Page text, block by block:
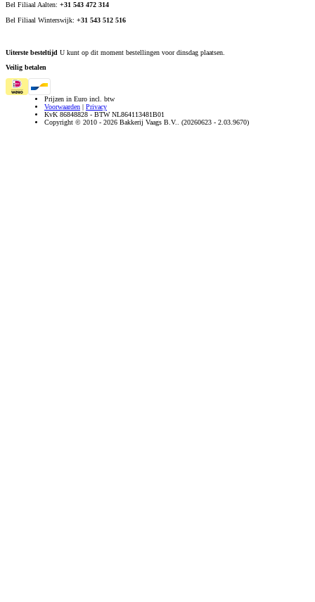
Bel Filiaal Aalten: +31 543 472 314
Bel Filiaal Winterswijk: +31 543 512 516
Uiterste besteltijd U kunt op dit moment bestellingen voor dinsdag plaatsen.
Veilig betalen
Prijzen in Euro incl. btw
Voorwaarden | Privacy
KvK 86848828 - BTW NL864113481B01
Copyright © 2010 - 2026 Bakkerij Vaags B.V.. (20260623 - 2.03.9670)